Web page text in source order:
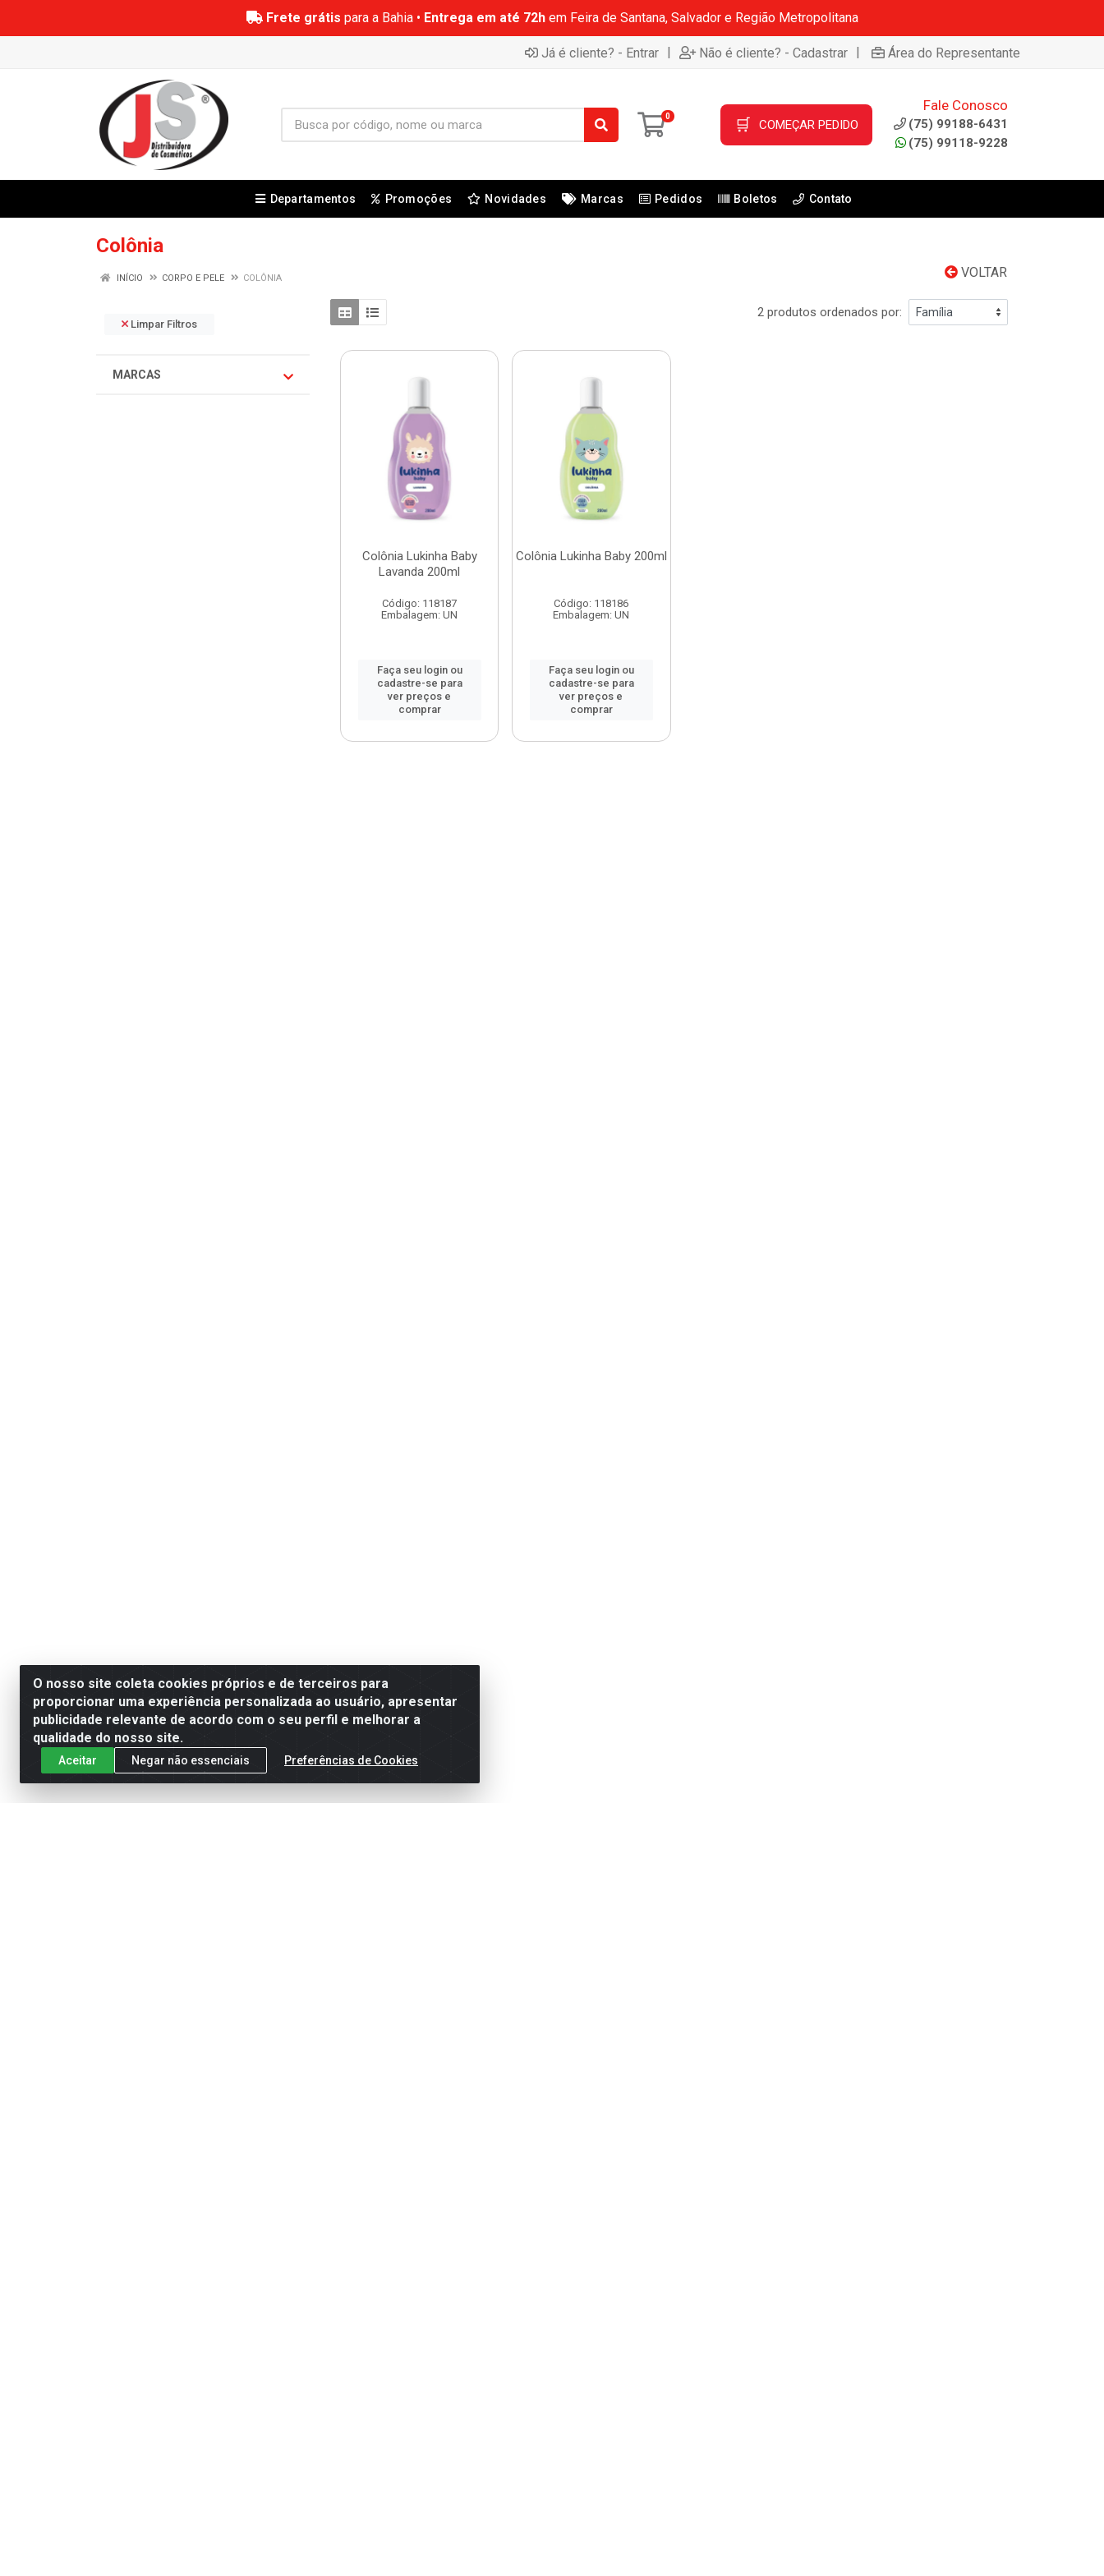
Frete grátis para a Bahia • Entrega em até 72hem Feira de Santana, Salvador e Região Metropolitana
Já é cliente? - Entrar | Não é cliente? - Cadastrar | Área do Representante
0 🛒 COMEÇAR PEDIDO
Fale Conosco
(75) 99188-6431
(75) 99118-9228
Departamentos Promoções Novidades Marcas Pedidos Boletos Contato
Colônia
VOLTAR
INÍCIO CORPO E PELE COLÔNIA
Limpar Filtros
MARCAS
2 produtos ordenados por:
Colônia Lukinha Baby
Lavanda 200ml
Código: 118187
Embalagem: UN
Faça seu login ou
cadastre-se para
ver preços e
comprar
Colônia Lukinha Baby 200ml
Código: 118186
Embalagem: UN
Faça seu login ou
cadastre-se para
ver preços e
comprar
O nosso site coleta cookies próprios e de terceiros para
proporcionar uma experiência personalizada ao usuário, apresentar
publicidade relevante de acordo com o seu perfil e melhorar a
qualidade do nosso site.
Aceitar Negar não essenciais Preferências de Cookies